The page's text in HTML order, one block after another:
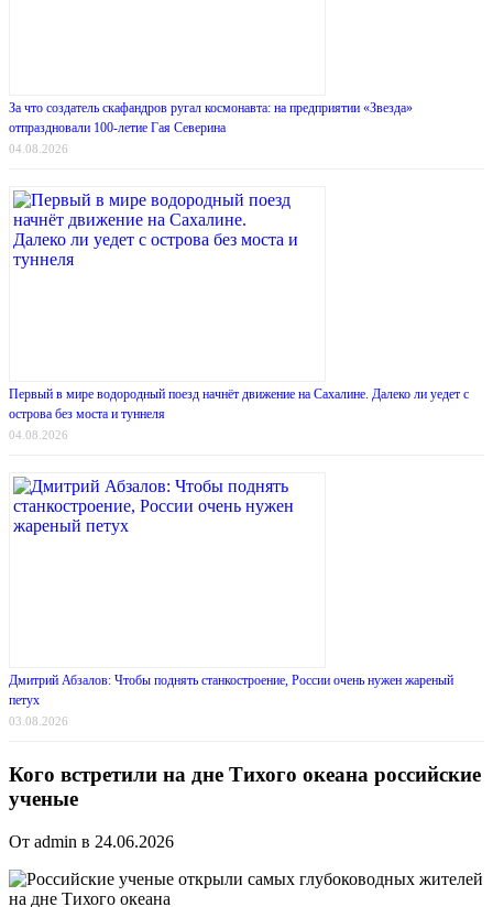
За что создатель скафандров ругал космонавта: на предприятии «Звезда»
отпраздновали 100-летие Гая Северина
04.08.2026
Первый в мире водородный поезд начнёт движение на Сахалине. Далеко ли уедет с
острова без моста и туннеля
04.08.2026
Дмитрий Абзалов: Чтобы поднять станкостроение, России очень нужен жареный
петух
03.08.2026
Кого встретили на дне Тихого океана российские
ученые
От admin в 24.06.2026